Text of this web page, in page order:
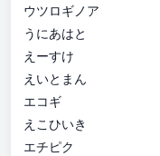
ウツロギノア
うにあはと
えーすけ
えいとまん
エコギ
えこひいき
エチピク